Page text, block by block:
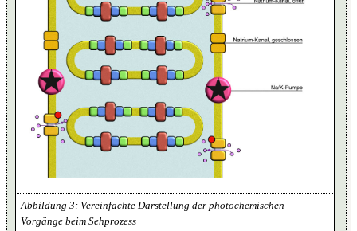
Vereinfachte Darstellung der photochemischen
Vorgänge beim Sehprozess